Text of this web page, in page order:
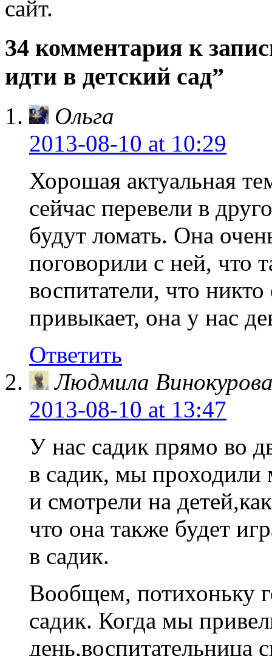
сайт.
34 комментария к
идти в детский сад”
Ольга
2013-08-10 at 10:29
Хорошая актуальная
сейчас перевели в
будут ломать. Она
поговорили с ней, что
воспитатели, что
привыкает, она у нас
Ответить
Людмила
2013-08-10 at 13:47
У нас садик прямо во
в садик, мы проходили
и смотрели на
что она также будет
в садик.
Вообщем, потихоньку
садик. Когда мы
день,воспитательница